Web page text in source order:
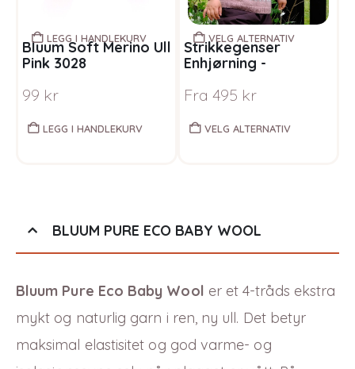
LEGG I HANDLEKURV
Bluum Soft Merino Ull
Pink 3028
99 kr
LEGG I HANDLEKURV
VELG ALTERNATIV
Strikkegenser
Enhjørning -
Pure Eco Baby Wool
Fra 495 kr
VELG ALTERNATIV
BLUUM PURE ECO BABY WOOL
Bluum Pure Eco Baby Wool er et 4-tråds ekstra
mykt og naturlig garn i ren, ny ull. Det betyr
maksimal elastisitet og god varme- og